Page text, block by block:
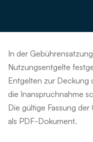
In der
Nutzungsentgelte
Entgelten zur Deckung
die Inanspruchnahme
Die gültige Fassung
als PDF-Dokument.